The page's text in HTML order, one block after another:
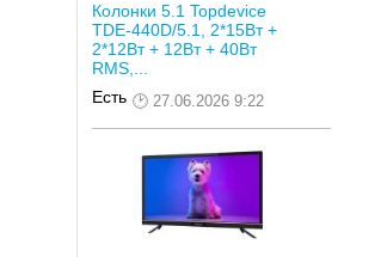
Колонки 5.1 Topdevice
TDE-440D/5.1, 2*15Вт +
2*12Вт + 12Вт + 40Вт
RMS,...
Есть
27.06.2026 9:22